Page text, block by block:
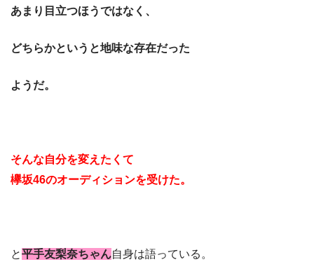
あまり目立つほうではなく、
どちらかというと地味な存在だった
ようだ。
そんな自分を変えたくて
欅坂46のオーディションを受けた。
と平手友梨奈ちゃん自身は語っている。